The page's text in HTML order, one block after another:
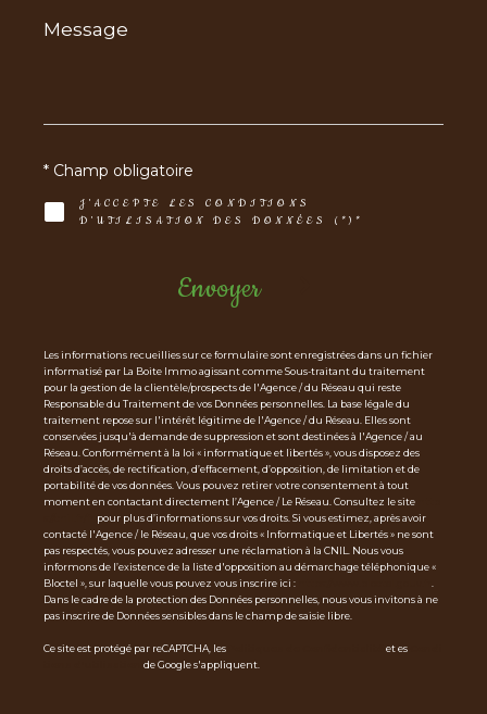
Message
*
J'ACCEPTE LES CONDITIONS
D'UTILISATION DES DONNÉES (*)*
* Champ obligatoire
Envoyer
Les informations recueillies sur ce formulaire sont enregistrées dans un fichier
informatisé par La Boite Immo agissant comme Sous-traitant du traitement
pour la gestion de la clientèle/prospects de l'Agence / du Réseau qui reste
Responsable du Traitement de vos Données personnelles. La base légale du
traitement repose sur l'intérêt légitime de l'Agence / du Réseau. Elles sont
conservées jusqu'à demande de suppression et sont destinées à l'Agence / au
Réseau. Conformément à la loi « informatique et libertés », vous disposez des
droits d’accès, de rectification, d’effacement, d’opposition, de limitation et de
portabilité de vos données. Vous pouvez retirer votre consentement à tout
moment en contactant directement l’Agence / Le Réseau. Consultez le site
pour plus d’informations sur vos droits. Si vous estimez, après avoir
contacté l'Agence / le Réseau, que vos droits « Informatique et Libertés » ne sont
pas respectés, vous pouvez adresser une réclamation à la CNIL. Nous vous
informons de l’existence de la liste d'opposition au démarchage téléphonique «
Bloctel », sur laquelle vous pouvez vous inscrire ici :
Dans le cadre de la protection des Données personnelles, nous vous invitons à ne
pas inscrire de Données sensibles dans le champ de saisie libre.
Ce site est protégé par reCAPTCHA, les et es
de Google s'appliquent.